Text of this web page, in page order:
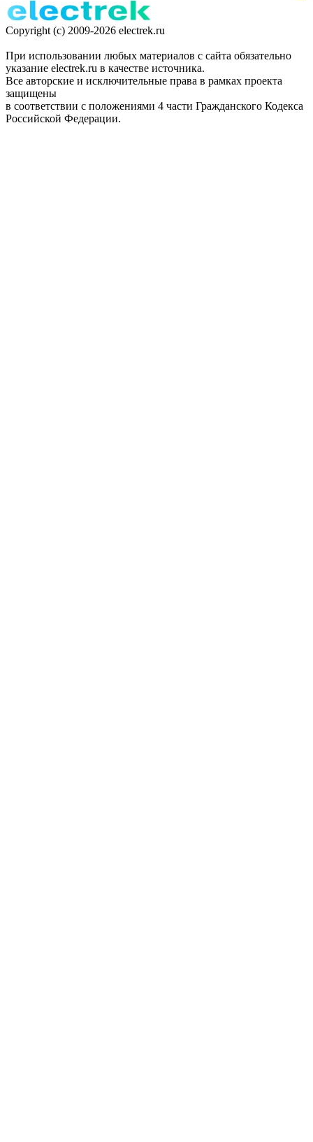
Copyright (c) 2009-2026 electrek.ru
При использовании любых материалов с сайта обязательно
указание electrek.ru в качестве источника.
Все авторские и исключительные права в рамках проекта
защищены
в соответствии с положениями 4 части Гражданского Кодекса
Российской Федерации.